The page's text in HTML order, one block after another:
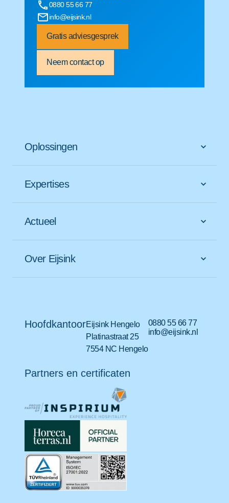
0880 55 66 77
info@eijsink.nl
Gratis adviesgesprek
Neem contact op
Oplossingen
Expertises
Actueel
Over Eijsink
HoofdkantoorEijsink Hengelo
Platinastraat 25
7554 NC Hengelo
0880 55 66 77
info@eijsink.nl
Partners en certificaten